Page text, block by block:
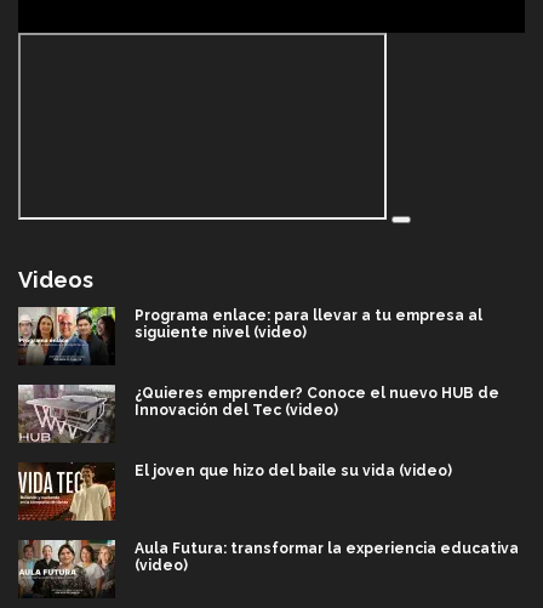
Videos
Programa enlace: para llevar a tu empresa al
siguiente nivel (video)
¿Quieres emprender? Conoce el nuevo HUB de
Innovación del Tec (video)
El joven que hizo del baile su vida (video)
Aula Futura: transformar la experiencia educativa
(video)